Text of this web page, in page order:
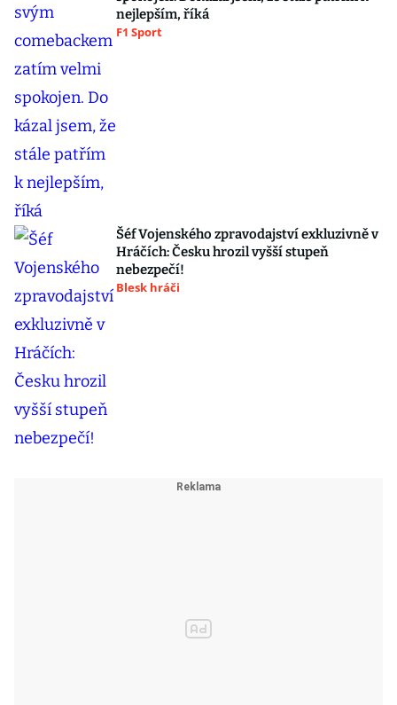
nejlepším, říká
F1 Sport
Šéf Vojenského zpravodajství exkluzivně v
Hráčích: Česku hrozil vyšší stupeň
nebezpečí!
Blesk hráči